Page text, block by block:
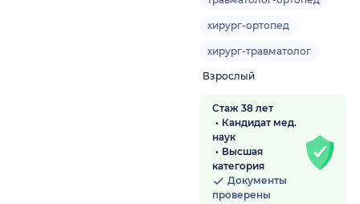
хирург-ортопед
хирург-травматолог
Взрослый
Стаж 38 лет
Кандидат мед.
наук
Высшая
категория
Документы
проверены